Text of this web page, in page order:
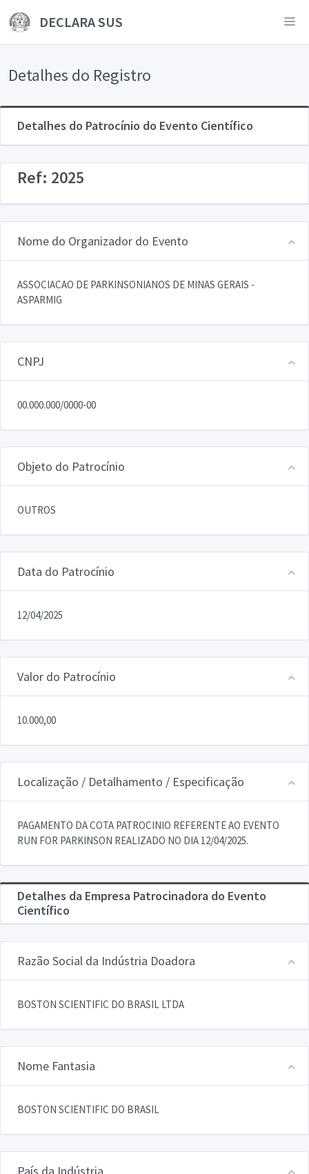
DECLARA SUS
Detalhes do Registro
Detalhes do Patrocínio do Evento Científico
Ref: 2025
Nome do Organizador do Evento
ASSOCIACAO DE PARKINSONIANOS DE MINAS GERAIS -
ASPARMIG
CNPJ
00.000.000/0000-00
Objeto do Patrocínio
OUTROS
Data do Patrocínio
12/04/2025
Valor do Patrocínio
10.000,00
Localização / Detalhamento / Especificação
PAGAMENTO DA COTA PATROCINIO REFERENTE AO EVENTO
RUN FOR PARKINSON REALIZADO NO DIA 12/04/2025.
Detalhes da Empresa Patrocinadora do Evento
Científico
Razão Social da Indústria Doadora
BOSTON SCIENTIFIC DO BRASIL LTDA
Nome Fantasia
BOSTON SCIENTIFIC DO BRASIL
País da Indústria